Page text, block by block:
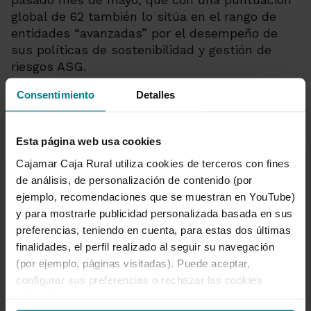
Consentimiento Detalles
Esta página web usa cookies
Cajamar Caja Rural utiliza cookies de terceros con fines
de análisis, de personalización de contenido (por
ejemplo, recomendaciones que se muestran en YouTube)
y para mostrarle publicidad personalizada basada en sus
preferencias, teniendo en cuenta, para estas dos últimas
finalidades, el perfil realizado al seguir su navegación
(por ejemplo, páginas visitadas). Puede aceptar,
configurar sus preferencias o rechazar las cookies
global de 62 también lo sitúa en el rango de
entidades “avanzadas” por el desempeño de
sus políticas de sostenibilidad y gestión de
riesgos ASG.
Grupo Cooperativo Cajamar
Dirección de Comunicación
950 21 03 86
comunicacion@grupocooperativocajamar.com
@PrensaCajamar